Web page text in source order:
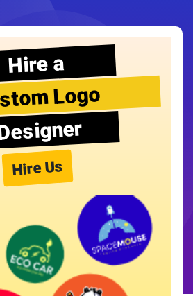
Hire a
Logo
Hire Us